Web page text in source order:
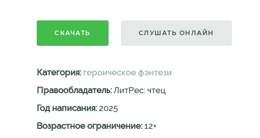
СКАЧАТЬ СЛУШАТЬ ОНЛАЙН
Категория: героическое фэнтези
Правообладатель: ЛитРес: чтец
Год написания: 2025
Возрастное ограничение: 12+